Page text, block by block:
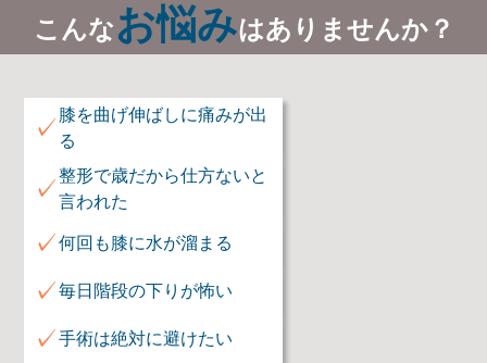
こんなお悩みはありませんか？
✓膝を曲げ伸ばしに痛みが出
る
✓整形で歳だから仕方ないと
言われた
✓何回も膝に水が溜まる
✓毎日階段の下りが怖い
✓手術は絶対に避けたい